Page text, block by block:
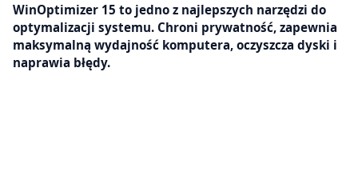
WinOptimizer 15 to jedno z najlepszych narzędzi do
optymalizacji systemu. Chroni prywatność, zapewnia
maksymalną wydajność komputera, oczyszcza dyski i
naprawia błędy.